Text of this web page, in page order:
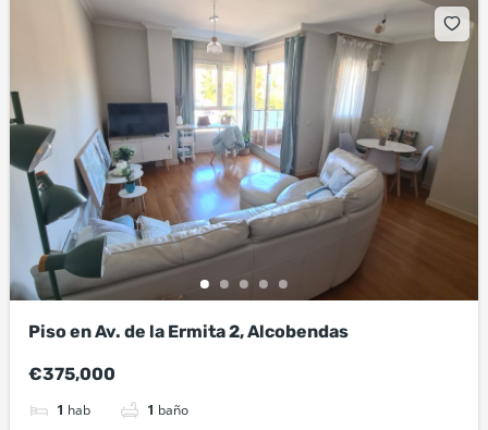
Piso en Av. de la Ermita 2, Alcobendas
€375,000
1 hab 1 baño